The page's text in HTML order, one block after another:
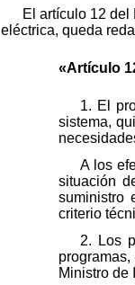
El artículo 12 del
eléctrica, queda
«Artículo
1. El
sistema,
A los
situación
suministro
criterio
2. Los
Ministro de